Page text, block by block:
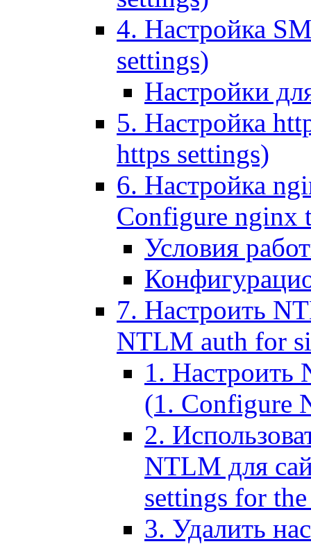
4. Настройка
settings)
Настройки
5. Настройка
https settings)
6. Настройка
Configure nginx
Условия
7. Настроить
NTLM auth for
1. Настроить
(1. Configure
2.
NTLM для
settings for
3. Удалить